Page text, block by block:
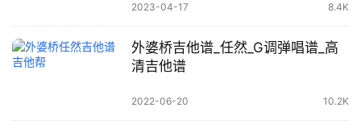
2023-04-17 8.4K
外婆桥吉他谱_任然_G调弹唱谱_高
清吉他谱
2022-06-20 10.2K